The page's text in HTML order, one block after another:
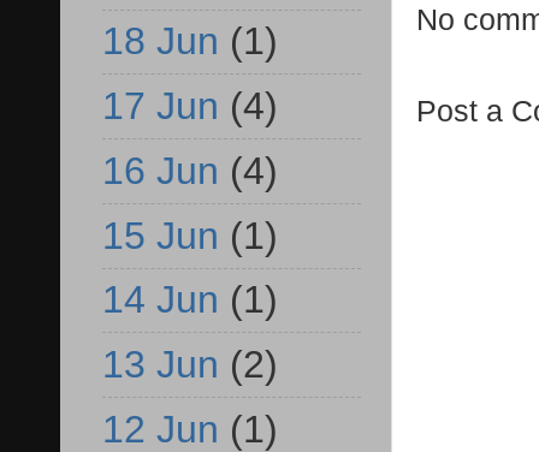
No
Post a
18 Jun (1)
17 Jun (4)
16 Jun (4)
15 Jun (1)
14 Jun (1)
13 Jun (2)
12 Jun (1)